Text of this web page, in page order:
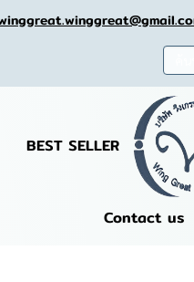
BEST SELLER
Contact us